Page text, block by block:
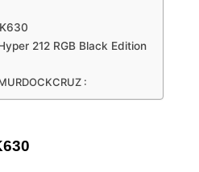
212 RGB Black Edition
: